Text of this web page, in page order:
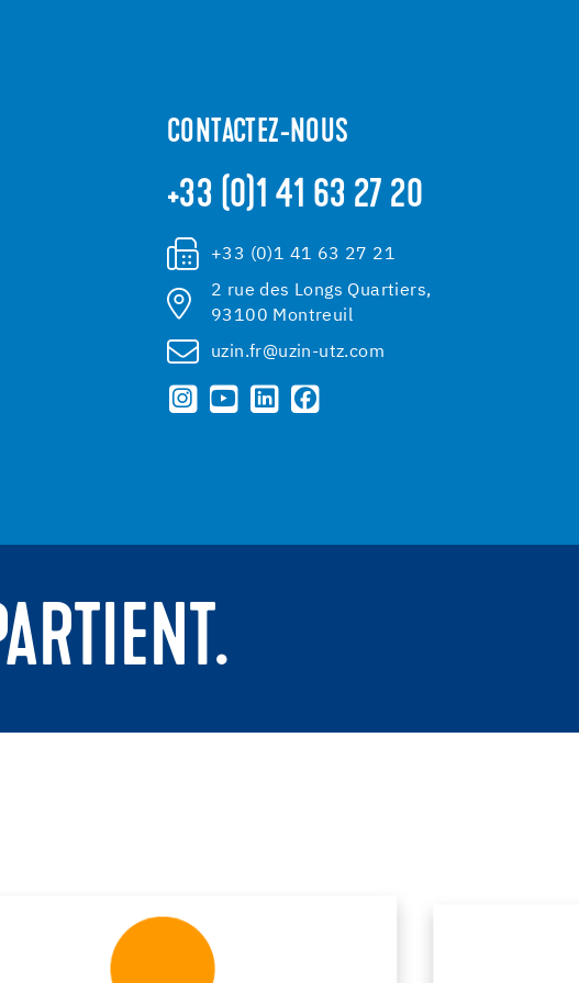
CONTACTEZ-NOUS
+33 (0)1 41 63 27 20
+33 (0)1 41 63 27 21
2 rue des Longs Quartiers,
93100 Montreuil
uzin.fr@uzin-utz.com